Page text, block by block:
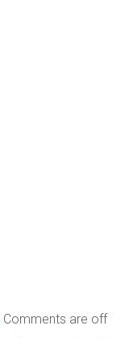
Comments are off